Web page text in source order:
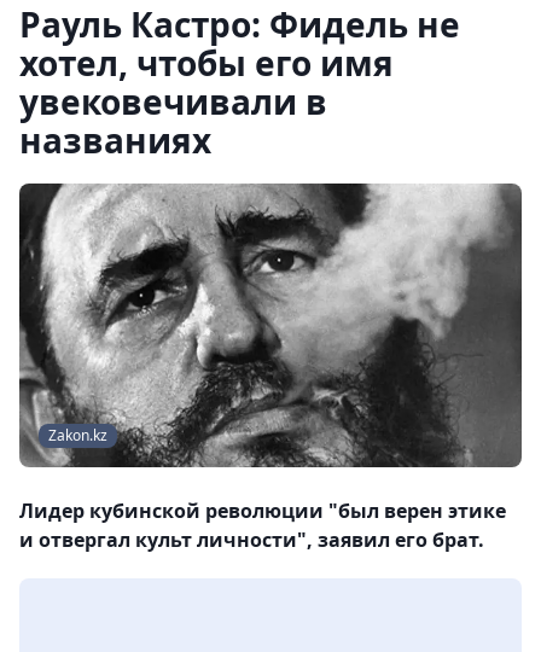
Рауль Кастро: Фидель не
хотел, чтобы его имя
увековечивали в
названиях
Zakon.kz
Лидер кубинской революции "был верен этике
и отвергал культ личности", заявил его брат.